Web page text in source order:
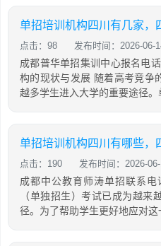
单招培训机构四川有几家，
点击：98 发布时间：2026-06-
成都普华单招集训中心报名电
构的现状与发展 随着高考竞争
越多学生进入大学的重要途径。
单招培训机构四川有哪些，
点击：190 发布时间：2026-
成都中公教育师涛单招联系
（单独招生）考试已成为越来
径。为了帮助学生更好地应对这